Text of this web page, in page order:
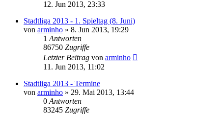
12. Jun 2013, 23:33
Stadtliga 2013 - 1. Spieltag (8. Juni)
von arminho » 8. Jun 2013, 19:29
1 Antworten
86750 Zugriffe
Letzter Beitrag von arminho
11. Jun 2013, 11:02
Stadtliga 2013 - Termine
von arminho » 29. Mai 2013, 13:44
0 Antworten
83245 Zugriffe